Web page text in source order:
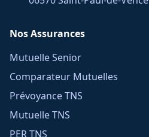
Nos Assurances
Mutuelle Senior
Comparateur Mutuelles
Prévoyance TNS
Mutuelle TNS
PER TNS